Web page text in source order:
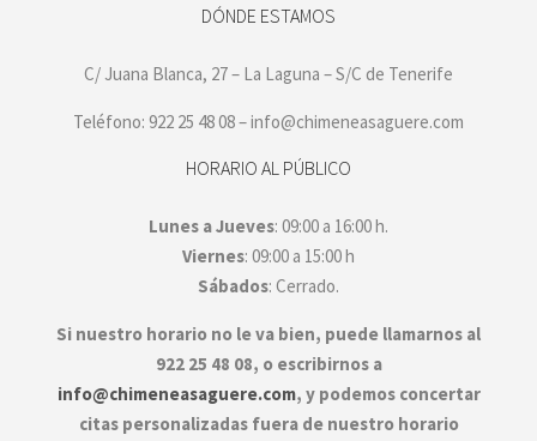
DÓNDE ESTAMOS
C/ Juana Blanca, 27 – La Laguna – S/C de Tenerife
Teléfono: 922 25 48 08 – info@chimeneasaguere.com
HORARIO AL PÚBLICO
Lunes a Jueves: 09:00 a 16:00 h.
Viernes: 09:00 a 15:00 h
Sábados: Cerrado.
Si nuestro horario no le va bien, puede llamarnos al
922 25 48 08, o escribirnos a
info@chimeneasaguere.com, y podemos concertar
citas personalizadas fuera de nuestro horario